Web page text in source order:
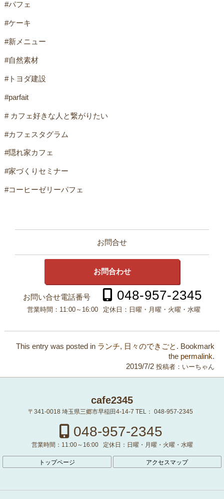
#パフェ
#ケーキ
#新メニュー
#自然素材
#トヨダ建設
#parfait
# カフェ好きな人と繋がりたい
#カフェスタグラム
#隠れ家カフェ
#家づくりセミナー
#コーヒーゼリーパフェ
お問合せ
お問合わせ
お問い合せ電話番号 048-957-2345
営業時間： 11:00～16:00 定休日： 日曜・月曜・火曜・水曜
This entry was posted in ランチ, 日々のできごと . Bookmark
the permalink.
2019/7/2 投稿者： いーちゃん
cafe2345
〒341-0018 埼玉県三郷市早稲田4-14-7 TEL： 048-957-2345
048-957-2345
営業時間： 11:00～16:00 定休日： 日曜・月曜・火曜・水曜
トップページ アクセスマップ